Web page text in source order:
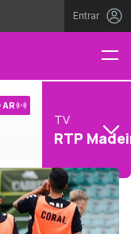
Entrar
AR
TV
RTP